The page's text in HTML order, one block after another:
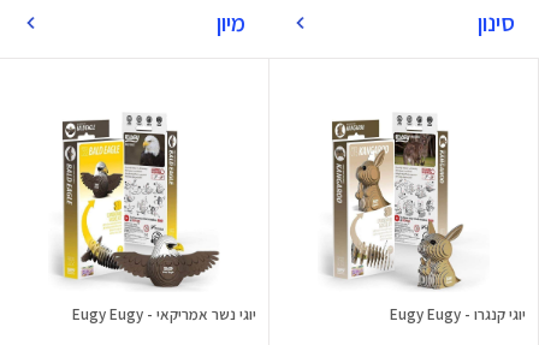
סינון מיון
יוגי קנגרו - Eugy Eugy יוגי נשר אמריקאי - Eugy Eugy